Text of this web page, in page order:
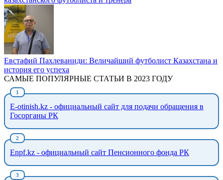
Евстафий Пахлеваниди: Величайший футболист Казахстана и
история его успеха
САМЫЕ ПОПУЛЯРНЫЕ СТАТЬИ В 2023 ГОДУ
E-otinish.kz - официальный сайт для подачи обращения в
Госорганы РК
Enpf.kz - официальный сайт Пенсионного фонда РК